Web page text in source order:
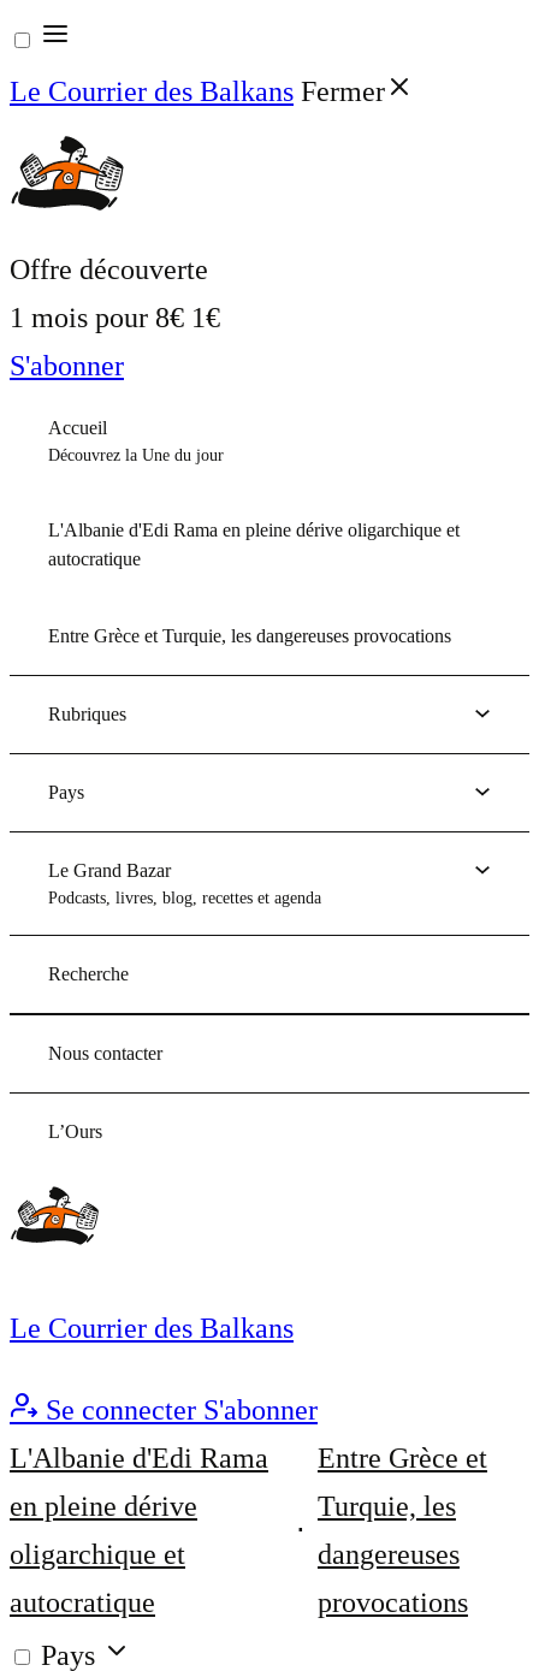
Aller
au
contenu
Le Courrier des Balkans Fermer
Offre découverte
1 mois pour 8€ 1€
S'abonner
Accueil
Découvrez la Une du jour
L'Albanie d'Edi Rama en pleine dérive oligarchique et
autocratique
Entre Grèce et Turquie, les dangereuses provocations
Rubriques
Pays
Le Grand Bazar
Podcasts, livres, blog, recettes et agenda
Recherche
Nous contacter
L’Ours
Le Courrier des Balkans
Se connecter S'abonner
L'Albanie d'Edi Rama
en pleine dérive
oligarchique et
autocratique
Entre Grèce et
Turquie, les
dangereuses
provocations
Pays